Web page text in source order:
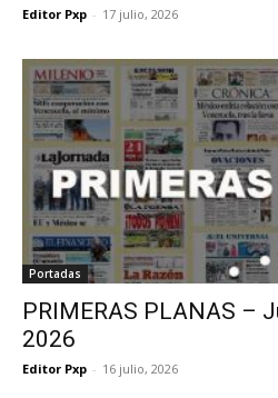
Editor Pxp - 17 julio, 2026
Portadas
PRIMERAS PLANAS –
2026
Editor Pxp - 16 julio, 2026